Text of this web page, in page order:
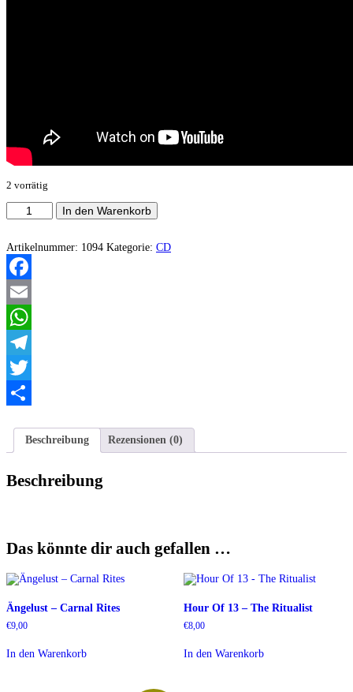
2 vorrätig
Hour
Of
-
Hour
Of
13
Menge
In den Warenkorb
Artikelnummer: 1094 Kategorie: CD
Facebook
Email
WhatsApp
Telegram
Twitter
Beschreibung
Rezensionen (0)
Beschreibung
Das könnte dir auch gefallen …
Ängelust ‎– Carnal Rites
€9,00
In den Warenkorb
Hour Of 13 – The Ritualist
€8,00
In den Warenkorb